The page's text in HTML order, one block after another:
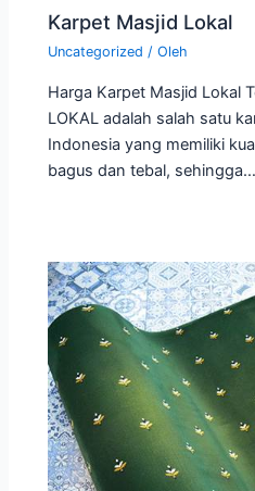
Karpet Masjid Lokal
Uncategorized / Oleh
Harga Karpet Masjid Lokal
LOKAL adalah salah satu
Indonesia yang memiliki
bagus dan tebal, sehingga…